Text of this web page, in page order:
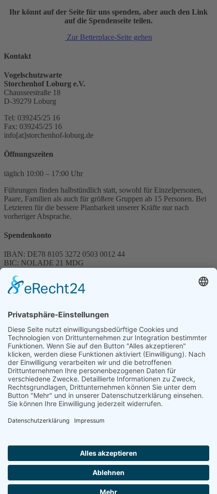
Ihr könnt auf der Seite für uns spenden, aber auch den Link
auf die Spendenseite teilen.
Zur Betterplace-Seite gehen
Kontakt
Vogelschutzwarte
Storchenhof Loburg e.V.
Chausseestraße 18
D-39279 Loburg
Tel: 039245/25 16
Fax: 039245/25 16
info[at]storchenhof-loburg.de
Öffnungszeiten
täglich 10:00 – 17:00 Uhr
Führungen finden halbstündlich statt, sowohl für Einzelpersonen,
Paare, Familien als auch für größere Gruppen ab 15 Personen. Bei
Letzteren für die bessere Planbarkeit unserer Kräfte nur nach
vorheriger Absprache.
Spendenkonto
IBAN: DE78 8105 3272 0503 0012 44
BIC: NOLADE 21 MDG
Spenden können steuerlich abgesetzt werden
Förderung
© 1987 – 2025
Storchenhof Loburg e.V.
Alle Rechte vorbehalten.
Cookie-Einstellungen
Navigation überspringen
Impressum
Haftungsausschluss
Facebook
YouTube